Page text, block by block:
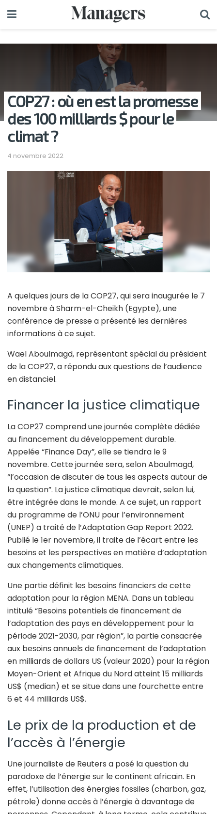
COP27 : où en est la promesse
des 100 milliards $ pour le
climat ?
4 novembre 2022
A quelques jours de la COP27, qui sera inaugurée le 7
novembre à Sharm-el-Cheikh (Egypte), une
conférence de presse a présenté les dernières
informations à ce sujet.
Wael Aboulmagd, représentant spécial du président
de la COP27, a répondu aux questions de l’audience
en distanciel.
Financer la justice climatique
La COP27 comprend une journée complète dédiée
au financement du développement durable.
Appelée “Finance Day”, elle se tiendra le 9
novembre. Cette journée sera, selon Aboulmagd,
“l’occasion de discuter de tous les aspects autour de
la question”. La justice climatique devrait, selon lui,
être intégrée dans le monde. A ce sujet, un rapport
du programme de l’ONU pour l’environnement
(UNEP) a traité de l’Adaptation Gap Report 2022.
Publié le 1er novembre, il traite de l’écart entre les
besoins et les perspectives en matière d’adaptation
aux changements climatiques.
Une partie définit les besoins financiers de cette
adaptation pour la région MENA. Dans un tableau
intitulé “Besoins potentiels de financement de
l’adaptation des pays en développement pour la
période 2021-2030, par région”, la partie consacrée
aux besoins annuels de financement de l’adaptation
en milliards de dollars US (valeur 2020) pour la région
Moyen-Orient et Afrique du Nord atteint 15 milliards
US$ (median) et se situe dans une fourchette entre
6 et 44 milliards US$.
Le prix de la production et de
l’accès à l’énergie
Une journaliste de Reuters a posé la question du
paradoxe de l’énergie sur le continent africain. En
effet, l’utilisation des énergies fossiles (charbon, gaz,
pétrole) donne accès à l’énergie à davantage de